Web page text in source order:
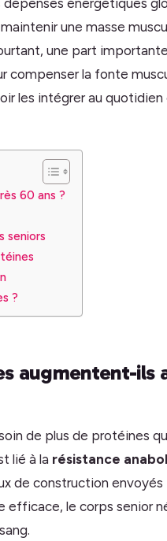
une masse
une part
compenser la fonte
les intégrer au
60 ans ?
seniors
?
augmentent-ils
de plus de protéines
lié à la résistance
de construction envoyés
efficace, le corps senior